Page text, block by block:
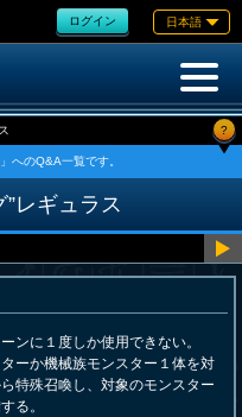
ログイン 日本語
?
へのQ&A一覧です。
レギュラス
に１度しか使用できない。
ーか機械族モンスター１体を対
特殊召喚し、対象のモンスター
る。